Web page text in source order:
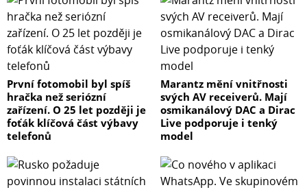
První fotomobil byl spíš
hračka než seriózní
zařízení. O 25 let později je
foťák klíčová část výbavy
telefonů
Marantz mění vnitřnosti
svých AV receiverů. Mají
osmikanálový DAC a Dirac
Live podporuje i tenký
model